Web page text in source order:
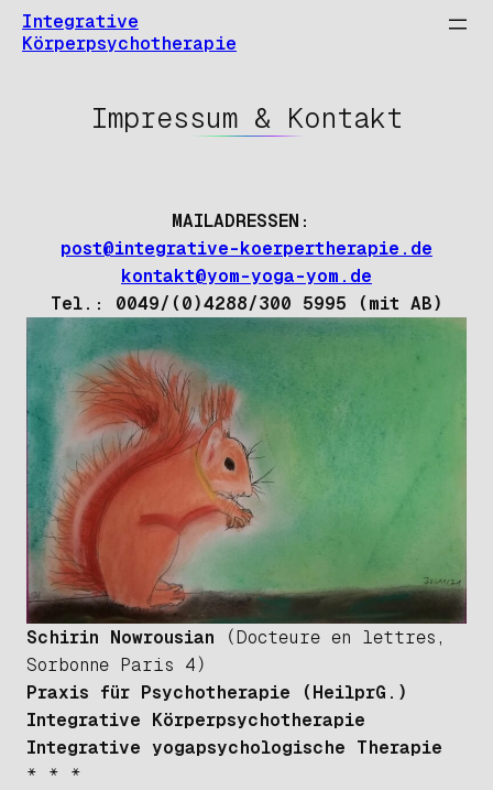
Zum
Inhalt
Integrative
Körperpsychotherapie
Impressum & Kontakt
MAILADRESSEN:
post@integrative-koerpertherapie.de
kontakt@yom-yoga-yom.de
Tel.: 0049/(0)4288/300 5995 (mit AB)
Schirin Nowrousian
(Docteure en lettres,
Sorbonne Paris 4)
Praxis für Psychotherapie (HeilprG.)
Integrative Körperpsychotherapie
Integrative yogapsychologische Therapie
* * *